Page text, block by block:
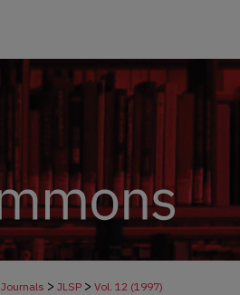
Journals > JLSP > Vol. 12 (1997)